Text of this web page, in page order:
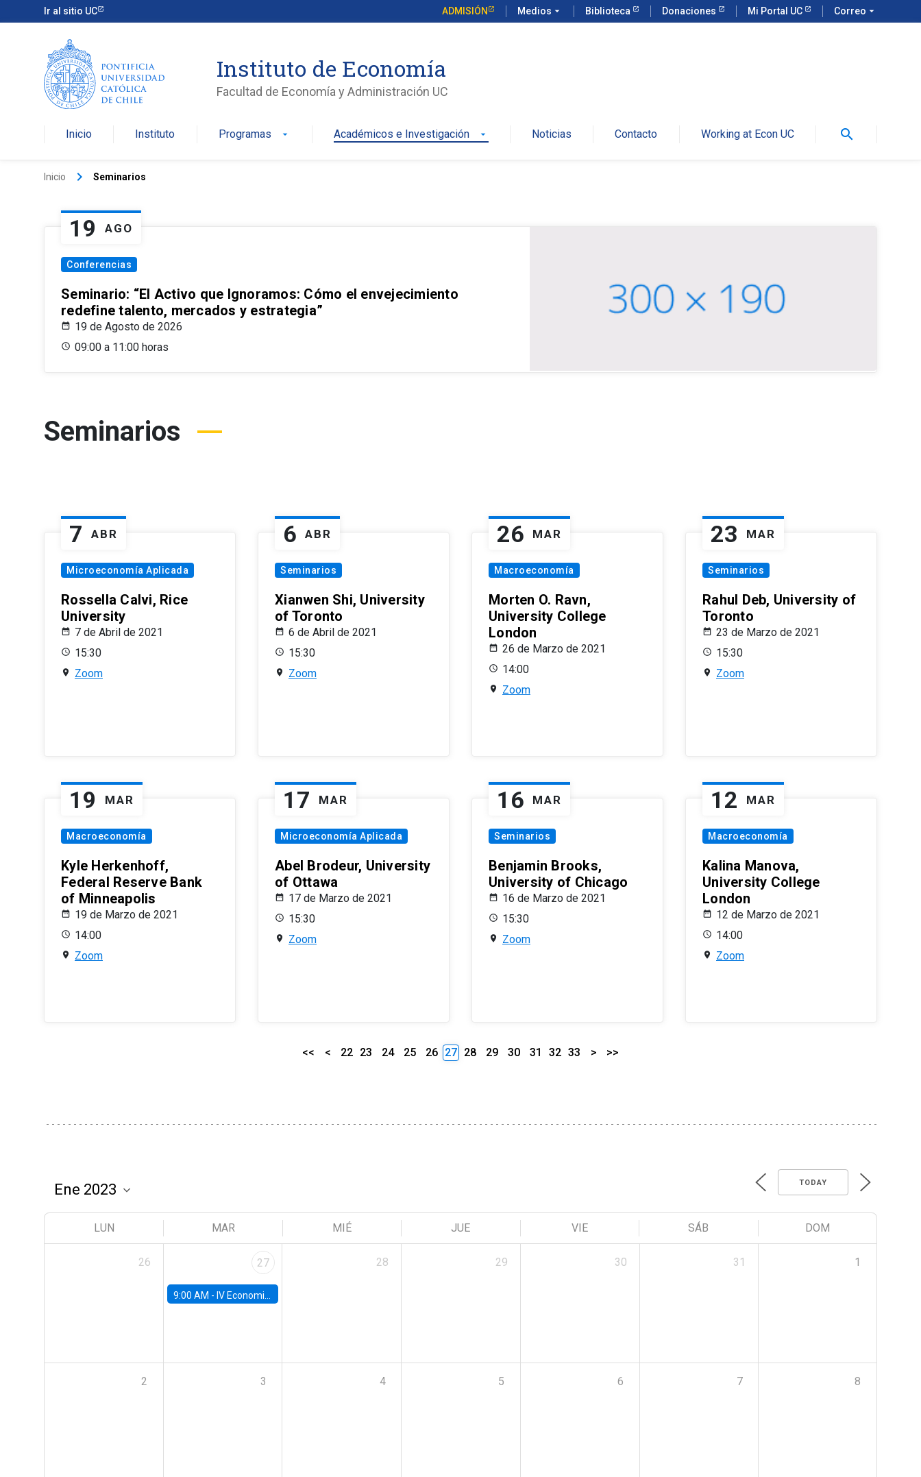
Ir al sitio UC ADMISIÓN Medios arrow_drop_down Biblioteca Donaciones Mi Portal UC Correo arrow_drop_down
Instituto de Economía
Facultad de Economía y Administración UC
Inicio Instituto Programas arrow_drop_down Académicos e Investigación arrow_drop_down Noticias Contacto Working at Econ UC search
Inicio keyboard_arrow_right Seminarios
19 AGO
Conferencias
Seminario: “El Activo que Ignoramos: Cómo el envejecimiento
redefine talento, mercados y estrategia”
19 de Agosto de 2026
09:00 a 11:00 horas
Seminarios
7 ABR
Microeconomía Aplicada
Rossella Calvi, Rice
University
7 de Abril de 2021
15:30
Zoom
6 ABR
Seminarios
Xianwen Shi, University
of Toronto
6 de Abril de 2021
15:30
Zoom
26 MAR
Macroeconomía
Morten O. Ravn,
University College
London
26 de Marzo de 2021
14:00
Zoom
23 MAR
Seminarios
Rahul Deb, University of
Toronto
23 de Marzo de 2021
15:30
Zoom
19 MAR
Macroeconomía
Kyle Herkenhoff,
Federal Reserve Bank
of Minneapolis
19 de Marzo de 2021
14:00
Zoom
17 MAR
Microeconomía Aplicada
Abel Brodeur, University
of Ottawa
17 de Marzo de 2021
15:30
Zoom
16 MAR
Seminarios
Benjamin Brooks,
University of Chicago
16 de Marzo de 2021
15:30
Zoom
12 MAR
Macroeconomía
Kalina Manova,
University College
London
12 de Marzo de 2021
14:00
Zoom
<< < 22 23 24 25 26 27 28 29 30 31 32 33 > >>
TODAY
LUN MAR MIÉ JUE VIE SÁB DOM
26 27
9:00 AM - IV Economics Alumni Workshop
28 29 30 31 1
2 3 4 5 6 7 8